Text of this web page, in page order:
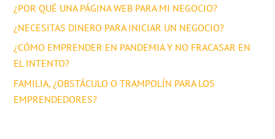
¿POR QUÉ UNA PÁGINA WEB PARA MI NEGOCIO?
¿NECESITAS DINERO PARA INICIAR UN NEGOCIO?
¿CÓMO EMPRENDER EN PANDEMIA Y NO FRACASAR EN
EL INTENTO?
FAMILIA, ¿OBSTÁCULO O TRAMPOLÍN PARA LOS
EMPRENDEDORES?